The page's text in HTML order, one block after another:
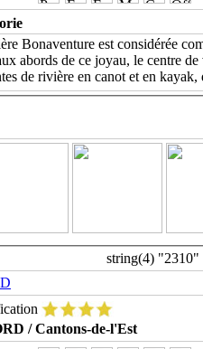
Bonaventure est considérée
abords de ce joyau, le centre
de rivière en canot et en kayak,
string(4) "2310"
/ Cantons-de-l'Est